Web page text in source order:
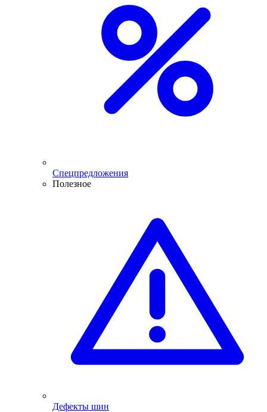
Спецпредложения
Полезное
Дефекты шин